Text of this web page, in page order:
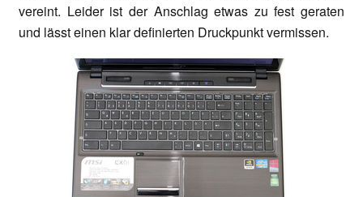
vereint. Leider ist der Anschlag etwas zu fest geraten
und lässt einen klar definierten Druckpunkt vermissen.